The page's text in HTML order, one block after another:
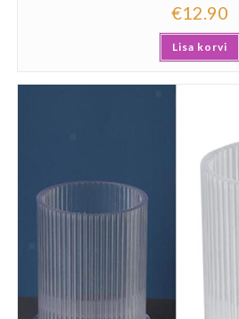
€12.90
Lisa korvi